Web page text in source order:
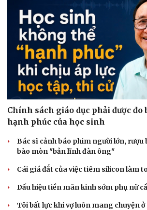
Cải chính
Chính sách giáo dục phải được đo
hạnh phúc của học sinh
Bác sĩ cảnh báo phim người lớn, rượu
bào mòn "bản lĩnh đàn ông"
Cái giá đắt của việc tiêm silicon làm
Dấu hiệu tiền mãn kinh sớm phụ nữ
Tôi bất lực khi vợ luôn mang chuyện